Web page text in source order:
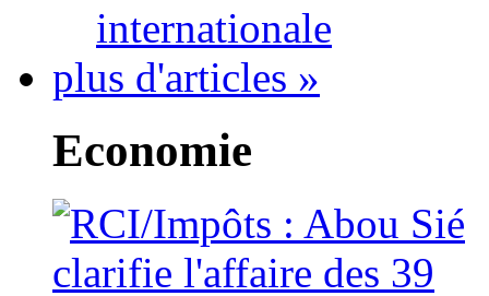
internationale
plus d'articles »
Economie